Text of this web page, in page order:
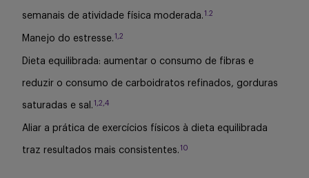
semanais de atividade física moderada.1.2
Manejo do estresse.1,2
Dieta equilibrada: aumentar o consumo de fibras e
reduzir o consumo de carboidratos refinados, gorduras
saturadas e sal.1,2,4
Aliar a prática de exercícios físicos à dieta equilibrada
traz resultados mais consistentes.10